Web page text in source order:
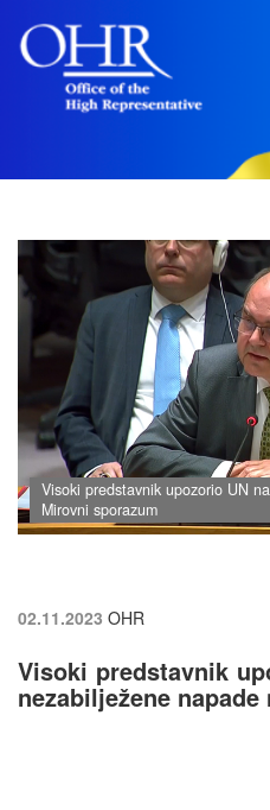
Visoki predstavnik upozorio UN
Mirovni sporazum
02.11.2023 OHR
Visoki predstavnik
nezabilježene